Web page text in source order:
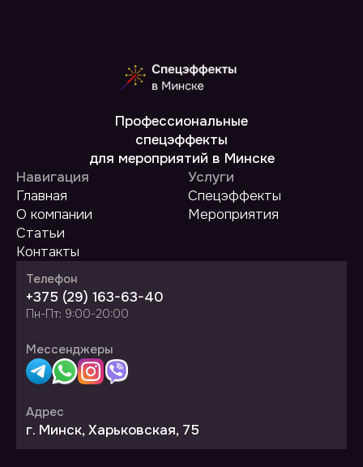
Профессиональные
спецэффекты
для мероприятий в Минске
Навигация
Главная
О компании
Статьи
Контакты
Услуги
Спецэффекты
Мероприятия
Телефон
+375 (29) 163-63-40
Пн-Пт: 9:00-20:00
Мессенджеры
Адрес
г. Минск, Харьковская, 75